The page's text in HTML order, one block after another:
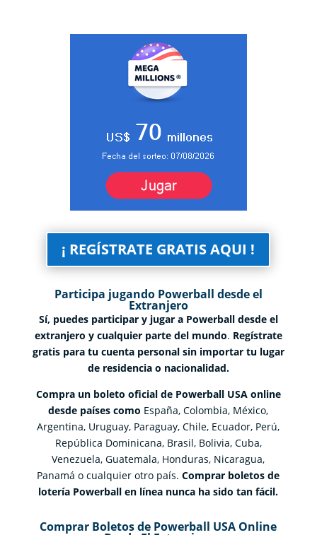
¡ REGÍSTRATE GRATIS AQUI !
Participa jugando Powerball desde el
Extranjero
Sí, puedes participar y jugar a Powerball desde el
extranjero y cualquier parte del mundo. Regístrate
gratis para tu cuenta personal sin importar tu lugar
de residencia o nacionalidad.
Compra un boleto oficial de Powerball USA online
desde países como España, Colombia, México,
Argentina, Uruguay, Paraguay, Chile, Ecuador, Perú,
República Dominicana, Brasil, Bolivia, Cuba,
Venezuela, Guatemala, Honduras, Nicaragua,
Panamá o cualquier otro país.Comprar boletos de
lotería Powerball en línea nunca ha sido tan fácil.
Comprar Boletos de Powerball USA Online